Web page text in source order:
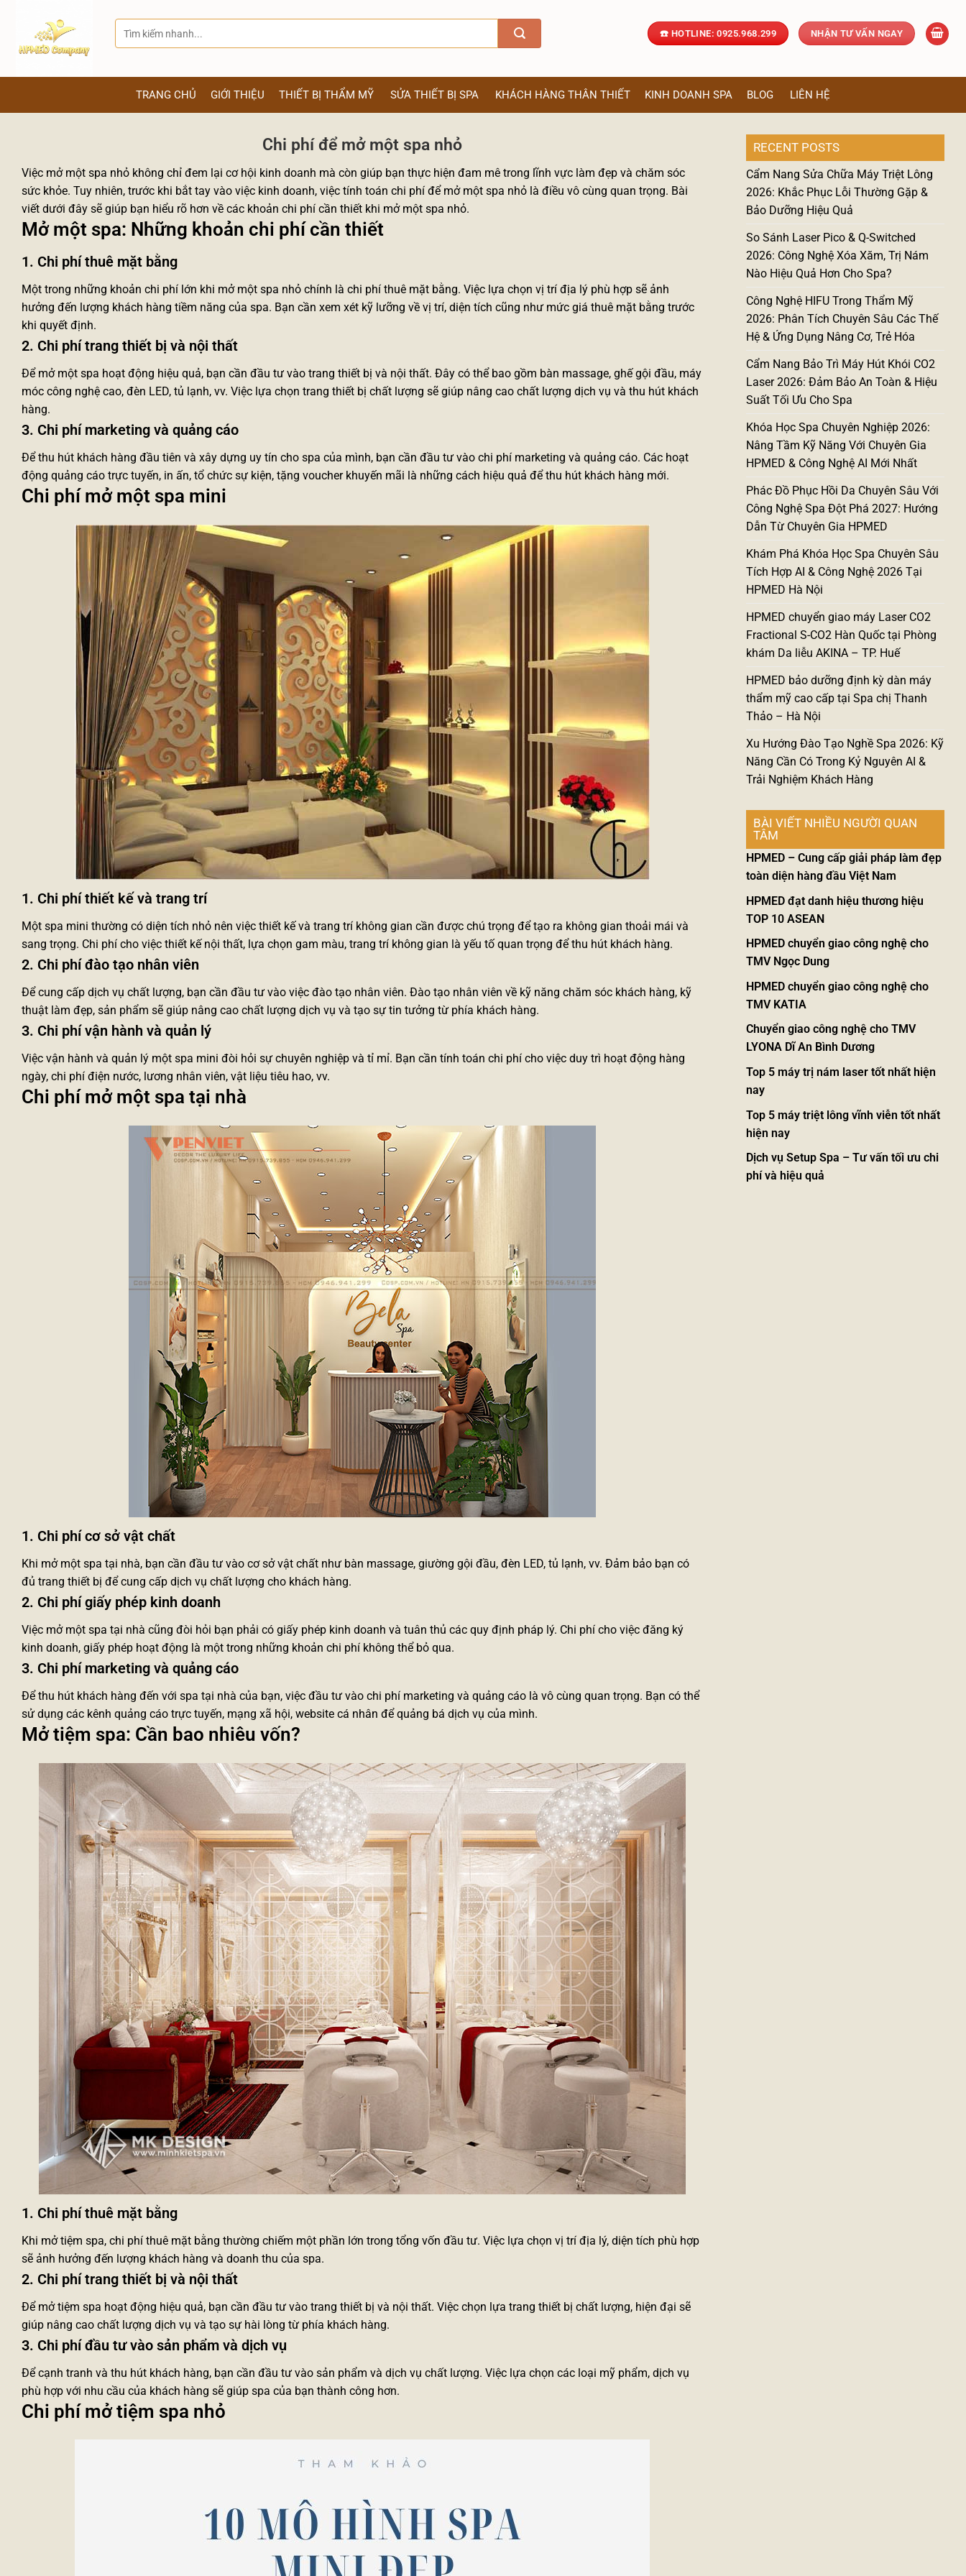
kiếm:
☎️ HOTLINE: 0925.968.299 NHẬN TƯ VẤN NGAY
TRANG CHỦ GIỚI THIỆU THIẾT BỊ THẨM MỸ SỬA THIẾT BỊ SPA KHÁCH HÀNG THÂN THIẾT KINH DOANH SPA BLOG LIÊN HỆ
Chi phí để mở một spa nhỏ
Việc mở một spa nhỏ không chỉ đem lại cơ hội kinh doanh mà còn giúp bạn thực hiện đam mê trong lĩnh vực làm đẹp và chăm sóc
sức khỏe. Tuy nhiên, trước khi bắt tay vào việc kinh doanh, việc tính toán chi phí để mở một spa nhỏ là điều vô cùng quan trọng. Bài
viết dưới đây sẽ giúp bạn hiểu rõ hơn về các khoản chi phí cần thiết khi mở một spa nhỏ.
Mở một spa: Những khoản chi phí cần thiết
1. Chi phí thuê mặt bằng
Một trong những khoản chi phí lớn khi mở một spa nhỏ chính là chi phí thuê mặt bằng. Việc lựa chọn vị trí địa lý phù hợp sẽ ảnh
hưởng đến lượng khách hàng tiềm năng của spa. Bạn cần xem xét kỹ lưỡng về vị trí, diện tích cũng như mức giá thuê mặt bằng trước
khi quyết định.
2. Chi phí trang thiết bị và nội thất
Để mở một spa hoạt động hiệu quả, bạn cần đầu tư vào trang thiết bị và nội thất. Đây có thể bao gồm bàn massage, ghế gội đầu, máy
móc công nghệ cao, đèn LED, tủ lạnh, vv. Việc lựa chọn trang thiết bị chất lượng sẽ giúp nâng cao chất lượng dịch vụ và thu hút khách
hàng.
3. Chi phí marketing và quảng cáo
Để thu hút khách hàng đầu tiên và xây dựng uy tín cho spa của mình, bạn cần đầu tư vào chi phí marketing và quảng cáo. Các hoạt
động quảng cáo trực tuyến, in ấn, tổ chức sự kiện, tặng voucher khuyến mãi là những cách hiệu quả để thu hút khách hàng mới.
Chi phí mở một spa mini
1. Chi phí thiết kế và trang trí
Một spa mini thường có diện tích nhỏ nên việc thiết kế và trang trí không gian cần được chú trọng để tạo ra không gian thoải mái và
sang trọng. Chi phí cho việc thiết kế nội thất, lựa chọn gam màu, trang trí không gian là yếu tố quan trọng để thu hút khách hàng.
2. Chi phí đào tạo nhân viên
Để cung cấp dịch vụ chất lượng, bạn cần đầu tư vào việc đào tạo nhân viên. Đào tạo nhân viên về kỹ năng chăm sóc khách hàng, kỹ
thuật làm đẹp, sản phẩm sẽ giúp nâng cao chất lượng dịch vụ và tạo sự tin tưởng từ phía khách hàng.
3. Chi phí vận hành và quản lý
Việc vận hành và quản lý một spa mini đòi hỏi sự chuyên nghiệp và tỉ mỉ. Bạn cần tính toán chi phí cho việc duy trì hoạt động hàng
ngày, chi phí điện nước, lương nhân viên, vật liệu tiêu hao, vv.
Chi phí mở một spa tại nhà
1. Chi phí cơ sở vật chất
Khi mở một spa tại nhà, bạn cần đầu tư vào cơ sở vật chất như bàn massage, giường gội đầu, đèn LED, tủ lạnh, vv. Đảm bảo bạn có
đủ trang thiết bị để cung cấp dịch vụ chất lượng cho khách hàng.
2. Chi phí giấy phép kinh doanh
Việc mở một spa tại nhà cũng đòi hỏi bạn phải có giấy phép kinh doanh và tuân thủ các quy định pháp lý. Chi phí cho việc đăng ký
kinh doanh, giấy phép hoạt động là một trong những khoản chi phí không thể bỏ qua.
3. Chi phí marketing và quảng cáo
Để thu hút khách hàng đến với spa tại nhà của bạn, việc đầu tư vào chi phí marketing và quảng cáo là vô cùng quan trọng. Bạn có thể
sử dụng các kênh quảng cáo trực tuyến, mạng xã hội, website cá nhân để quảng bá dịch vụ của mình.
Mở tiệm spa: Cần bao nhiêu vốn?
1. Chi phí thuê mặt bằng
Khi mở tiệm spa, chi phí thuê mặt bằng thường chiếm một phần lớn trong tổng vốn đầu tư. Việc lựa chọn vị trí địa lý, diện tích phù hợp
sẽ ảnh hưởng đến lượng khách hàng và doanh thu của spa.
2. Chi phí trang thiết bị và nội thất
Để mở tiệm spa hoạt động hiệu quả, bạn cần đầu tư vào trang thiết bị và nội thất. Việc chọn lựa trang thiết bị chất lượng, hiện đại sẽ
giúp nâng cao chất lượng dịch vụ và tạo sự hài lòng từ phía khách hàng.
3. Chi phí đầu tư vào sản phẩm và dịch vụ
Để cạnh tranh và thu hút khách hàng, bạn cần đầu tư vào sản phẩm và dịch vụ chất lượng. Việc lựa chọn các loại mỹ phẩm, dịch vụ
phù hợp với nhu cầu của khách hàng sẽ giúp spa của bạn thành công hơn.
Chi phí mở tiệm spa nhỏ
RECENT POSTS
Cẩm Nang Sửa Chữa Máy Triệt Lông
2026: Khắc Phục Lỗi Thường Gặp &
Bảo Dưỡng Hiệu Quả
So Sánh Laser Pico & Q-Switched
2026: Công Nghệ Xóa Xăm, Trị Nám
Nào Hiệu Quả Hơn Cho Spa?
Công Nghệ HIFU Trong Thẩm Mỹ
2026: Phân Tích Chuyên Sâu Các Thế
Hệ & Ứng Dụng Nâng Cơ, Trẻ Hóa
Cẩm Nang Bảo Trì Máy Hút Khói CO2
Laser 2026: Đảm Bảo An Toàn & Hiệu
Suất Tối Ưu Cho Spa
Khóa Học Spa Chuyên Nghiệp 2026:
Nâng Tầm Kỹ Năng Với Chuyên Gia
HPMED & Công Nghệ AI Mới Nhất
Phác Đồ Phục Hồi Da Chuyên Sâu Với
Công Nghệ Spa Đột Phá 2027: Hướng
Dẫn Từ Chuyên Gia HPMED
Khám Phá Khóa Học Spa Chuyên Sâu
Tích Hợp AI & Công Nghệ 2026 Tại
HPMED Hà Nội
HPMED chuyển giao máy Laser CO2
Fractional S-CO2 Hàn Quốc tại Phòng
khám Da liễu AKINA – TP. Huế
HPMED bảo dưỡng định kỳ dàn máy
thẩm mỹ cao cấp tại Spa chị Thanh
Thảo – Hà Nội
Xu Hướng Đào Tạo Nghề Spa 2026: Kỹ
Năng Cần Có Trong Kỷ Nguyên AI &
Trải Nghiệm Khách Hàng
BÀI VIẾT NHIỀU NGƯỜI QUAN
TÂM
HPMED – Cung cấp giải pháp làm đẹp
toàn diện hàng đầu Việt Nam
HPMED đạt danh hiệu thương hiệu
TOP 10 ASEAN
HPMED chuyển giao công nghệ cho
TMV Ngọc Dung
HPMED chuyển giao công nghệ cho
TMV KATIA
Chuyển giao công nghệ cho TMV
LYONA Dĩ An Bình Dương
Top 5 máy trị nám laser tốt nhất hiện
nay
Top 5 máy triệt lông vĩnh viễn tốt nhất
hiện nay
Dịch vụ Setup Spa – Tư vấn tối ưu chi
phí và hiệu quả